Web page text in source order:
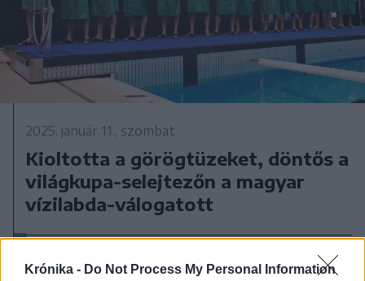
Krónika - Do Not Process My Personal Information
2025. január 11., szombat
Kioltotta a görögtüzeket, döntős a
világkupa-selejtezőn a magyar
vízilabda-válogatott